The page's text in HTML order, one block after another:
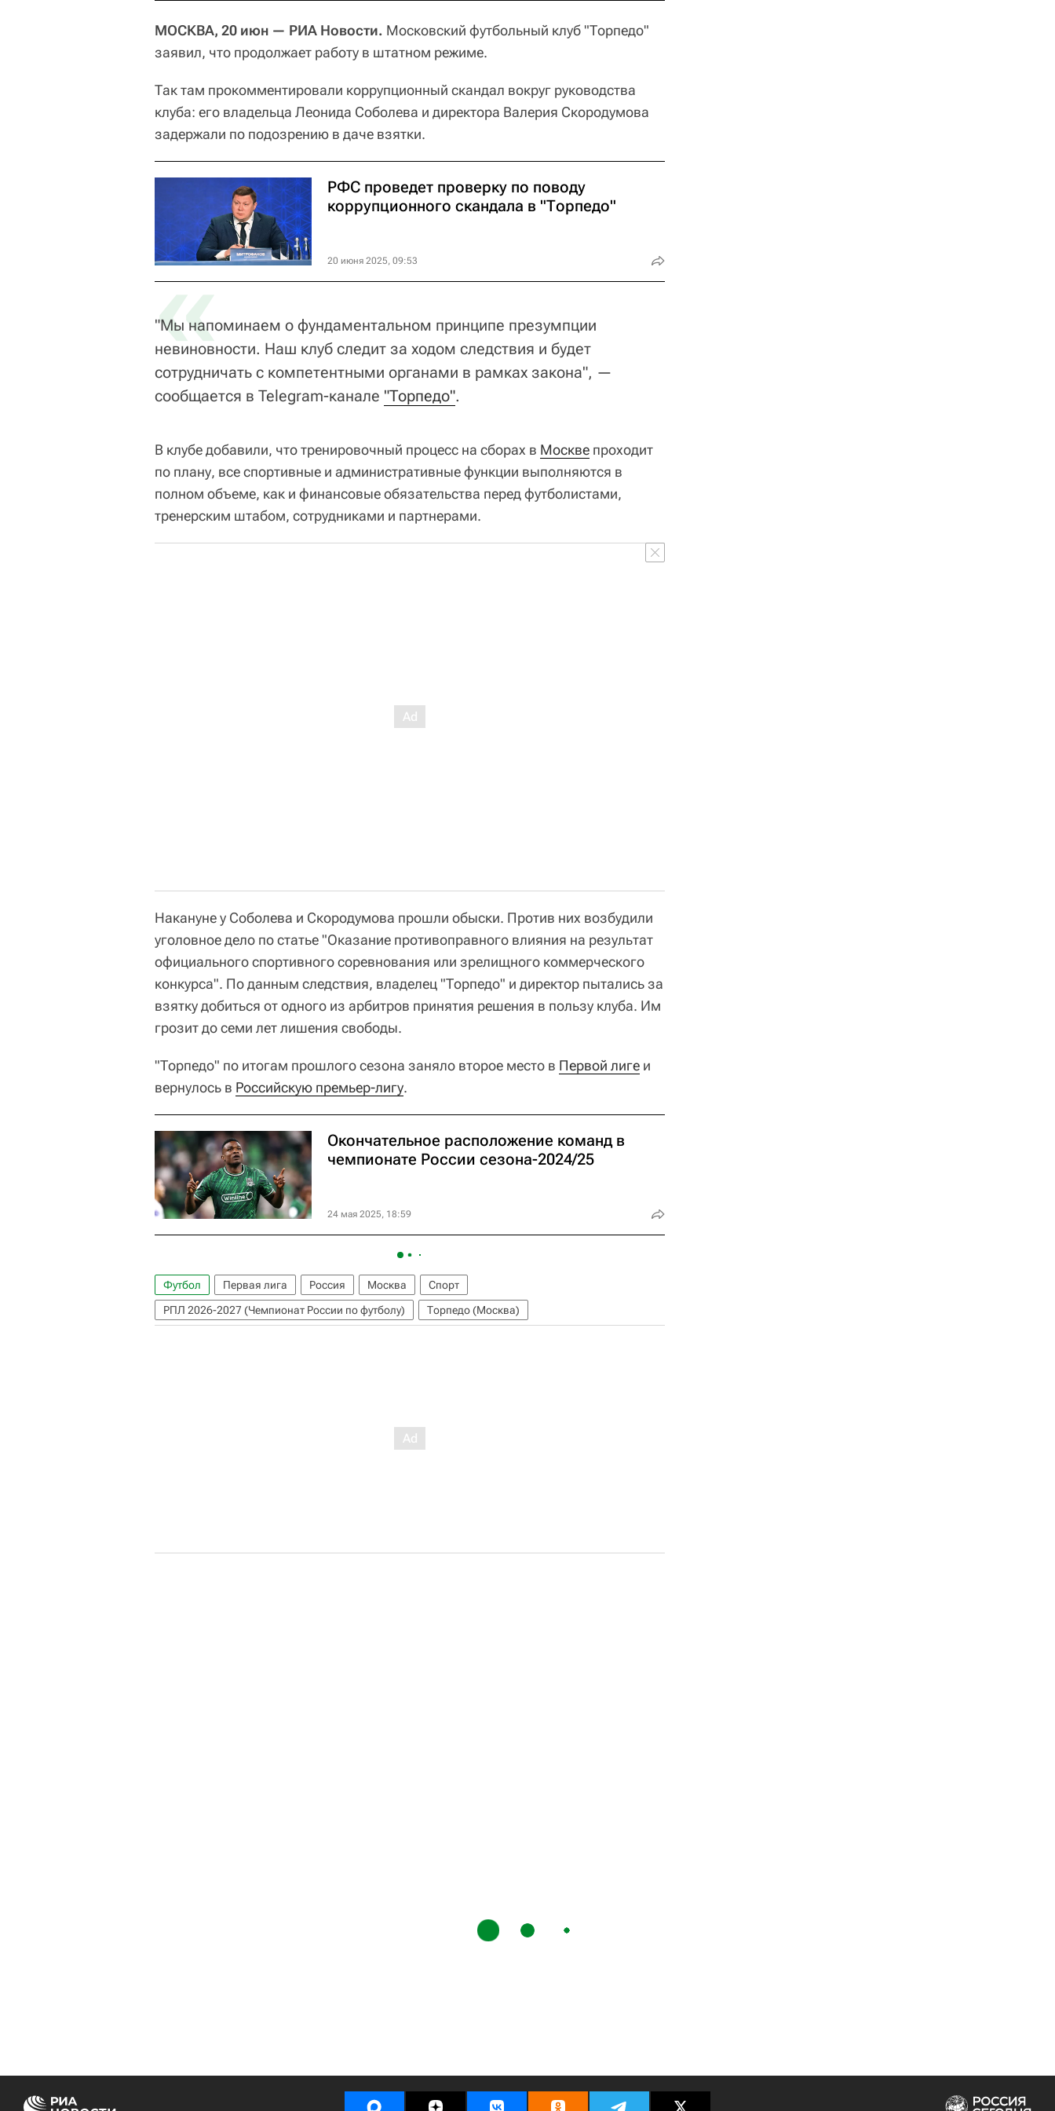
МОСКВА, 20 июн — РИА Новости. Московский футбольный клуб "Торпедо"
заявил, что продолжает работу в штатном режиме.
Так там прокомментировали коррупционный скандал вокруг руководства
клуба: его владельца Леонида Соболева и директора Валерия Скородумова
задержали по подозрению в даче взятки.
РФС проведет проверку по поводу
коррупционного скандала в "Торпедо"
20 июня 2025, 09:53
«
"Мы напоминаем о фундаментальном принципе презумпции
невиновности. Наш клуб следит за ходом следствия и будет
сотрудничать с компетентными органами в рамках закона", —
сообщается в Telegram-канале "Торпедо".
В клубе добавили, что тренировочный процесс на сборах в Москве проходит
по плану, все спортивные и административные функции выполняются в
полном объеме, как и финансовые обязательства перед футболистами,
тренерским штабом, сотрудниками и партнерами.
Накануне у Соболева и Скородумова прошли обыски. Против них возбудили
уголовное дело по статье "Оказание противоправного влияния на результат
официального спортивного соревнования или зрелищного коммерческого
конкурса". По данным следствия, владелец "Торпедо" и директор пытались за
взятку добиться от одного из арбитров принятия решения в пользу клуба. Им
грозит до семи лет лишения свободы.
"Торпедо" по итогам прошлого сезона заняло второе место в Первой лиге и
вернулось в Российскую премьер-лигу.
Окончательное расположение команд в
чемпионате России сезона-2024/25
24 мая 2025, 18:59
Футбол Первая лига Россия Москва
Спорт
РПЛ 2026-2027 (Чемпионат России по футболу)
Торпедо (Москва)